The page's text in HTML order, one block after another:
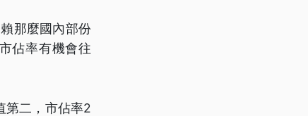
那麼國內部份
佔率有機會往
第二，市佔率2